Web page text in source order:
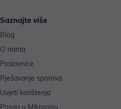
Saznajte više
Blog
O nama
Poslovnice
Rješavanje sporova
Uvjeti korištenja
Posao u Mikronisu